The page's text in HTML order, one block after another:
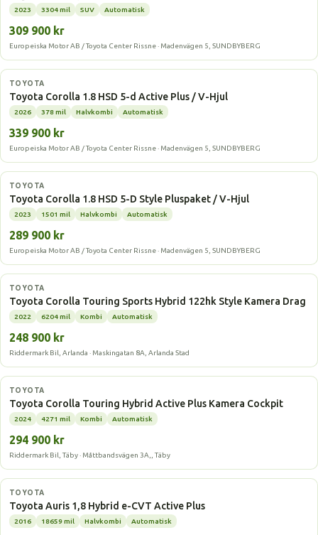
2023 3304 mil SUV Automatisk
309 900 kr
Europeiska Motor AB / Toyota Center Rissne · Madenvägen 5, SUNDBYBERG
Laddhybrid
TOYOTA
Toyota Corolla 1.8 HSD 5-d Active Plus / V-Hjul
2026 378 mil Halvkombi Automatisk
339 900 kr
Europeiska Motor AB / Toyota Center Rissne · Madenvägen 5, SUNDBYBERG
Laddhybrid
TOYOTA
Toyota Corolla 1.8 HSD 5-D Style Pluspaket / V-Hjul
2023 1501 mil Halvkombi Automatisk
289 900 kr
Europeiska Motor AB / Toyota Center Rissne · Madenvägen 5, SUNDBYBERG
Hybrid
TOYOTA
Toyota Corolla Touring Sports Hybrid 122hk Style Kamera Drag
2022 6204 mil Kombi Automatisk
248 900 kr
Riddermark Bil, Arlanda · Maskingatan 8A, Arlanda Stad
Hybrid
TOYOTA
Toyota Corolla Touring Hybrid Active Plus Kamera Cockpit
2024 4271 mil Kombi Automatisk
294 900 kr
Riddermark Bil, Täby · Måttbandsvägen 3A,, Täby
Hybrid
TOYOTA
Toyota Auris 1,8 Hybrid e-CVT Active Plus
2016 18659 mil Halvkombi Automatisk